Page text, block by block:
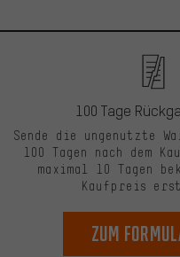
100 Tage
Sende die ungenutzte
100 Tagen nach dem
maximal 10 Tagen
Kaufpreis
zum